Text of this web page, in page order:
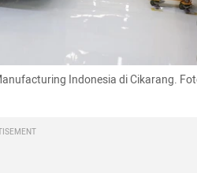
Indonesia di Cikarang.